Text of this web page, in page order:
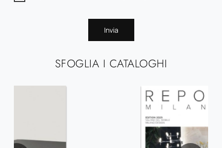
SFOGLIA I CATALOGHI
Invia